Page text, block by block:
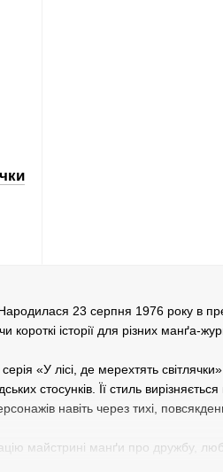
23 серпня 1976 року в
історії для різних манґа-
«У лісі, де мерехтять
стосунків. Її стиль
навіть через тихі,
майстрині манґи про дружбу,